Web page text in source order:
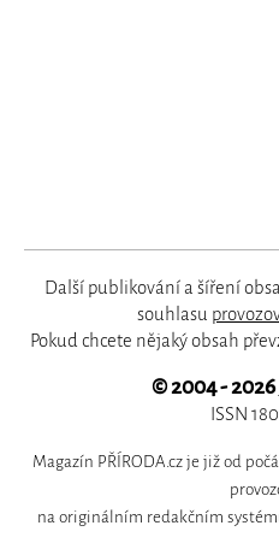
Další publikování a šíření
souhlasu
Pokud chcete nějaký obsah
© 2004 - 2026
ISSN
Magazín PŘÍRODA.cz je již od
na originálním redakčním